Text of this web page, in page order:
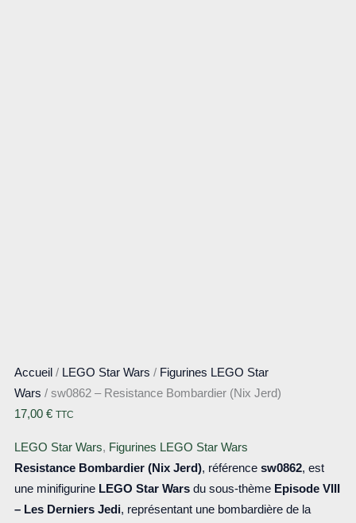
Accueil / LEGO Star Wars / Figurines LEGO Star
Wars / sw0862 – Resistance Bombardier (Nix Jerd)
17,00 € TTC
LEGO Star Wars, Figurines LEGO Star Wars
Resistance Bombardier (Nix Jerd), référence sw0862, est
une minifigurine LEGO Star Warsdu sous-thème Episode VIII
– Les Derniers Jedi, représentant une bombardière de la